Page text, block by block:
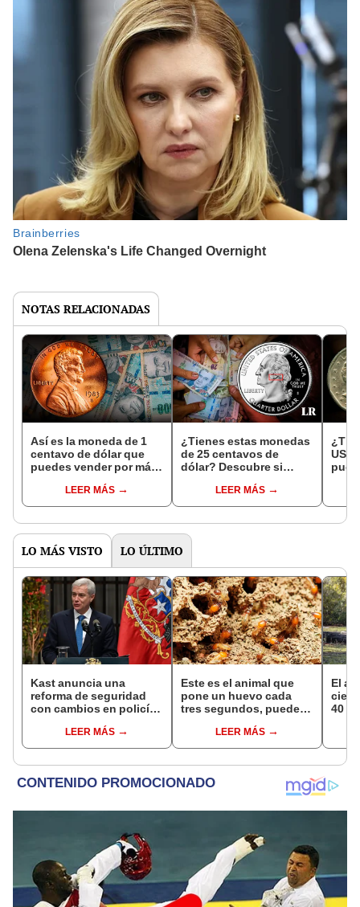
NOTAS RELACIONADAS
Así es la moneda de 1
centavo de dólar que
puedes vender por más
LEER MÁS
¿Tienes estas monedas
de 25 centavos de
dólar? Descubre si
por S/64.000
LEER MÁS
LO MÁS VISTO LO ÚLTIMO
Kast anuncia una
reforma de seguridad
con cambios en policías
de ChileLEER MÁS
Este es el animal que
pone un huevo cada
tres segundos, puede
habita en casi todo el
planeta, excepto en la
LEER MÁS
El
40
asno
vida